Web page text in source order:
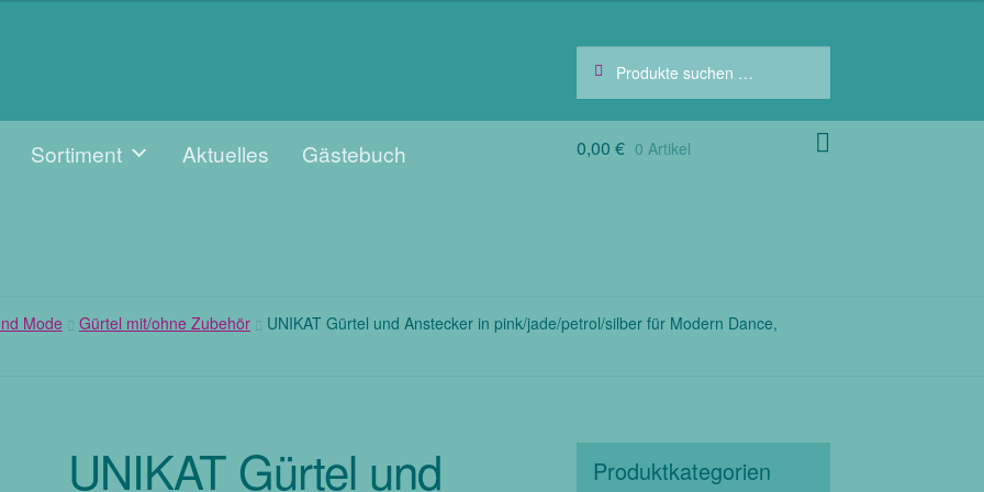
nach:
Sortiment Aktuelles Gästebuch 0,00 € 0 Artikel
Mode Gürtel mit/ohne Zubehör
UNIKAT Gürtel und Anstecker in pink/jade/petrol/silber für Modern Dance,
UNIKAT Gürtel und
Produktkategorien